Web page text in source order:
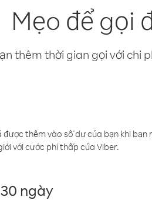
Mẹo để gọi
thêm thời gian gọi với chi
thêm vào số dư của bạn khi
với cước phí thấp của Viber.
ngày